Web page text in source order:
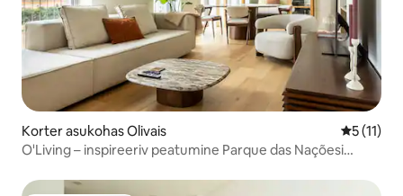
Korter asukohas Olivais
5 (11)
O'Living – inspireeriv peatumine Parque das Naçõesi